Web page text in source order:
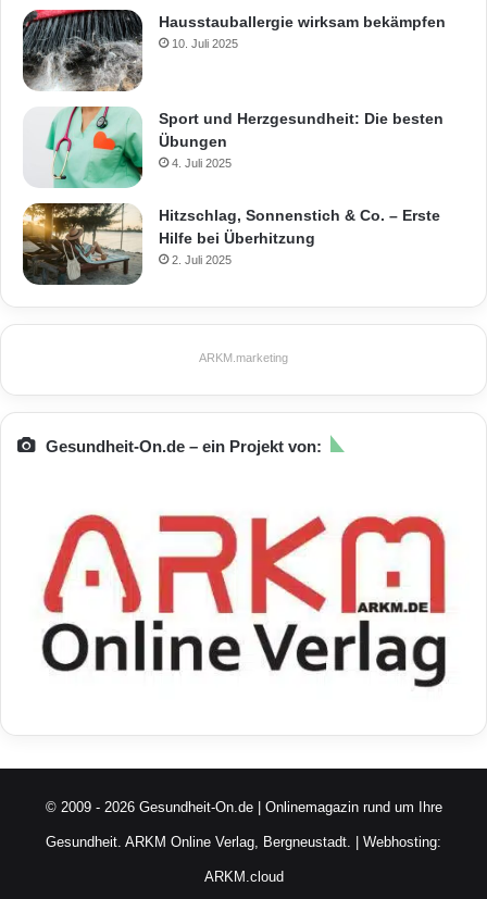
Hausstauballergie wirksam bekämpfen
10. Juli 2025
Sport und Herzgesundheit: Die besten
Übungen
4. Juli 2025
Hitzschlag, Sonnenstich & Co. – Erste
Hilfe bei Überhitzung
2. Juli 2025
ARKM.marketing
Gesundheit-On.de – ein Projekt von:
© 2009 - 2026 Gesundheit-On.de | Onlinemagazin rund um Ihre
Gesundheit. ARKM Online Verlag, Bergneustadt. | Webhosting:
ARKM.cloud